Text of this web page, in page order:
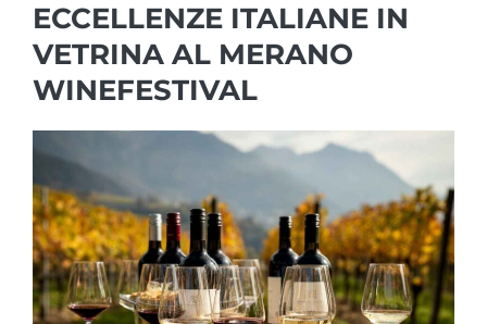
ECCELLENZE ITALIANE IN
VETRINA AL MERANO
WINEFESTIVAL